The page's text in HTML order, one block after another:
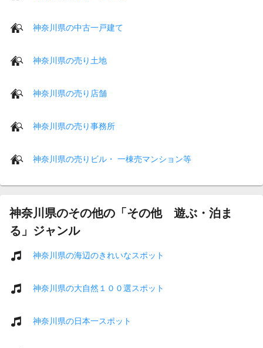
神奈川県の中古一戸建て
神奈川県の売り土地
神奈川県の売り店舗
神奈川県の売り事務所
神奈川県の売りビル・ 一棟売マンション等
神奈川県のその他の「その他 遊ぶ・泊ま
る」ジャンル
神奈川県の海辺のきれいなスポット
神奈川県の大自然１００選スポット
神奈川県の日本一スポット